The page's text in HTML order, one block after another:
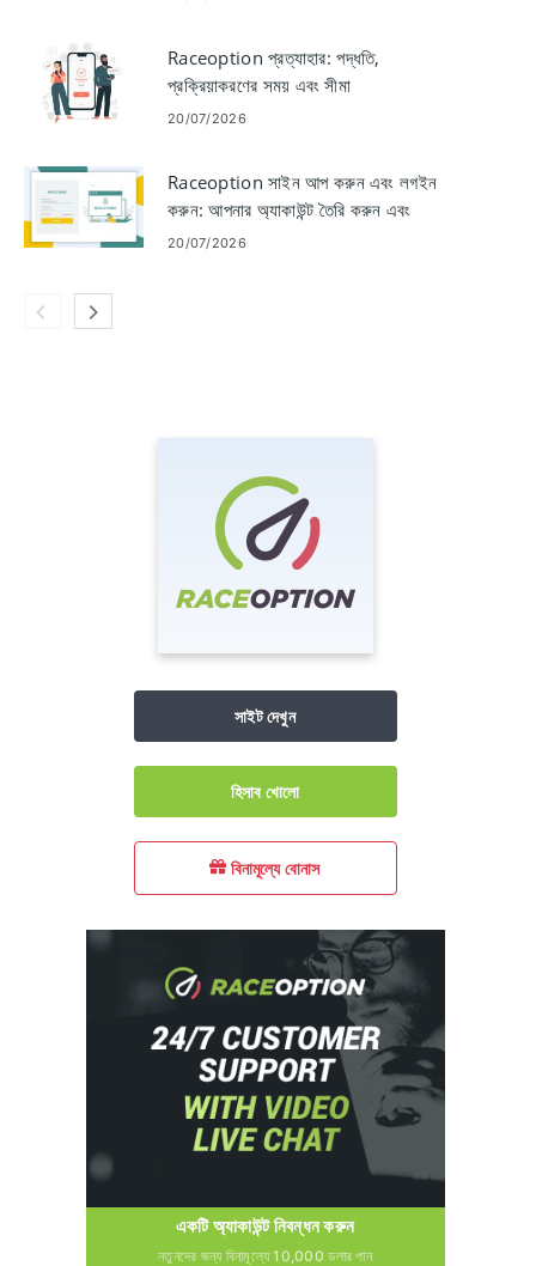
Raceoption প্রত্যাহার: পদ্ধতি,
প্রক্রিয়াকরণের সময় এবং সীমা
20/07/2026
Raceoption সাইন আপ করুন এবং লগইন
করুন: আপনার অ্যাকাউন্ট তৈরি করুন এবং
অ্যাক্সেস করুন
20/07/2026
সাইট দেখুন
হিসাব খোলো
বিনামূল্যে বোনাস
একটি অ্যাকাউন্ট নিবন্ধন করুন
নতুনদের জন্য বিনামূল্যে 10,000 ডলার পান